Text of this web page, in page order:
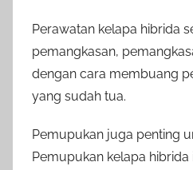
Perawatan kelapa hibrida
pemangkasan,
dengan cara membuang
yang sudah tua.
Pemupukan juga penting
Pemupukan kelapa